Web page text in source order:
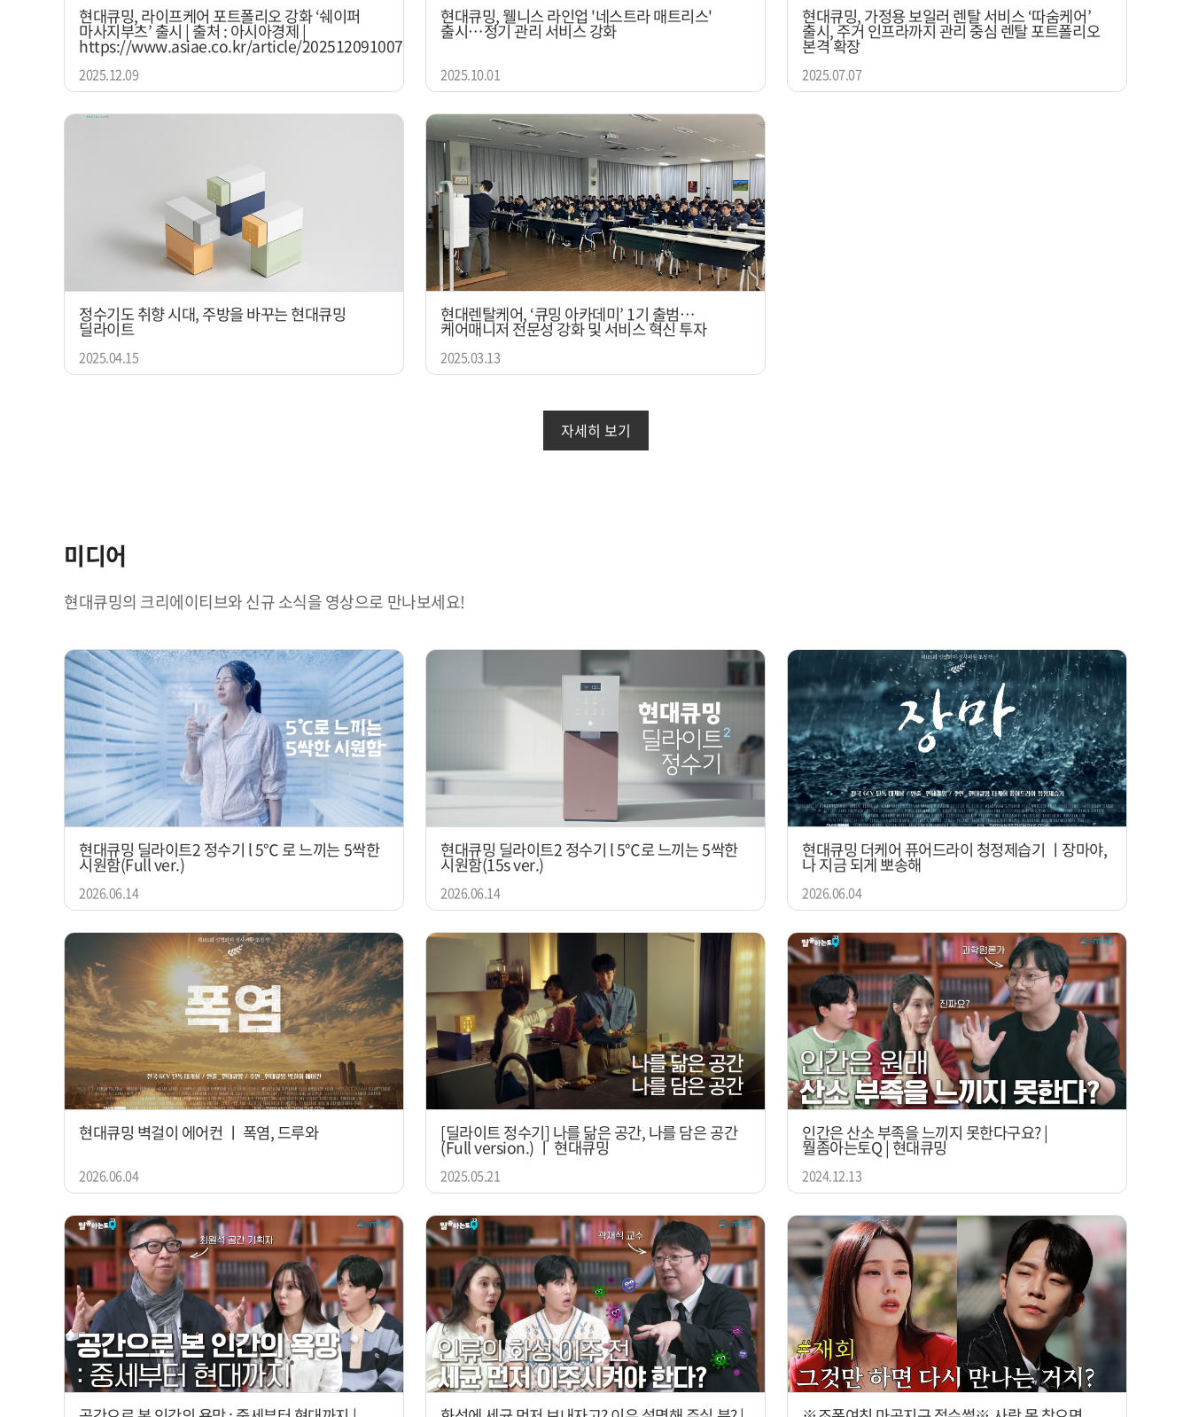
현대큐밍, 라이프케어 포트폴리오 강화 ‘쉐이퍼
마사지부츠’ 출시 | 출처 : 아시아경제 |
https://www.asiae.co.kr/article/2025120910070279423
2025.12.09
현대큐밍, 웰니스 라인업 '네스트라 매트리스'
출시…정기 관리 서비스 강화
2025.10.01
현대큐밍, 가정용 보일러 렌탈 서비스 ‘따숨케어’
출시, 주거 인프라까지 관리 중심 렌탈 포트폴리오
본격 확장
2025.07.07
정수기도 취향 시대, 주방을 바꾸는 현대큐밍
딜라이트
2025.04.15
현대렌탈케어, ‘큐밍 아카데미’ 1기 출범…
케어매니저 전문성 강화 및 서비스 혁신 투자
2025.03.13
자세히 보기
미디어
현대큐밍의 크리에이티브와 신규 소식을 영상으로 만나보세요!
현대큐밍 딜라이트2 정수기 l 5℃ 로 느끼는 5싹한
시원함(Full ver.)
2026.06.14
현대큐밍 딜라이트2 정수기 l 5℃로 느끼는 5싹한
시원함(15s ver.)
2026.06.14
현대큐밍 더케어 퓨어드라이 청정제습기 ㅣ장마야,
나 지금 되게 뽀송해
2026.06.04
현대큐밍 벽걸이 에어컨 ㅣ 폭염, 드루와
2026.06.04
[딜라이트 정수기] 나를 닮은 공간, 나를 담은 공간
(Full version.) ㅣ 현대큐밍
2025.05.21
인간은 산소 부족을 느끼지 못한다구요? |
뭘좀아는토Q | 현대큐밍
2024.12.13